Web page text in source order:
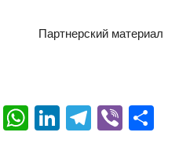
Партнерский материал
VK WhatsApp
LinkedIn